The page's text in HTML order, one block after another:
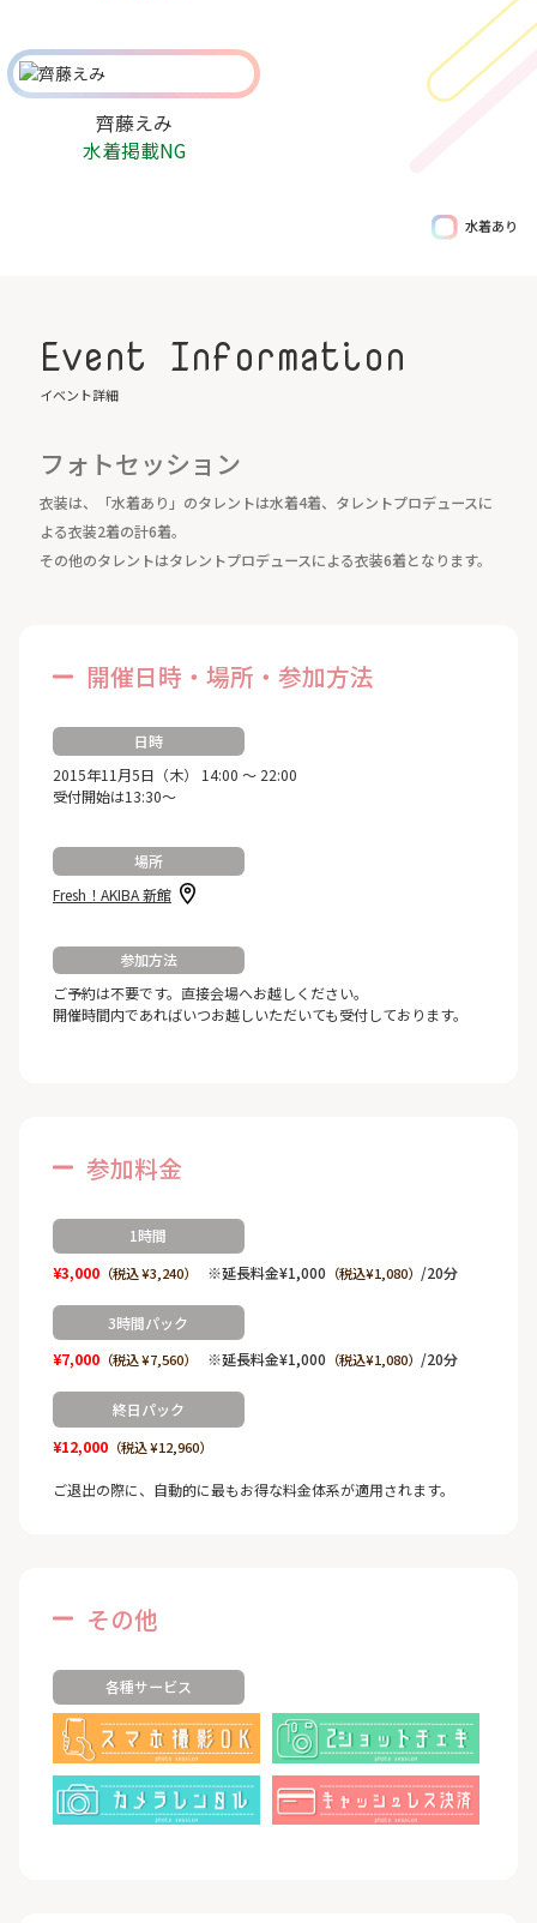
齊藤えみ
水着掲載NG
水着あり
Event Information
イベント詳細
フォトセッション
衣装は、「水着あり」のタレントは水着4着、タレントプロデュースに
よる衣装2着の計6着。
その他のタレントはタレントプロデュースによる衣装6着となります。
開催日時・場所・参加方法
日時
2015年11月5日（木） 14:00 ～ 22:00
受付開始は13:30～
場所
Fresh！AKIBA 新館
参加方法
ご予約は不要です。直接会場へお越しください。
開催時間内であればいつお越しいただいても受付しております。
参加料金
1時間
¥3,000（税込 ¥3,240） ※延長料金¥1,000 （税込¥1,080） /20分
3時間パック
¥7,000（税込 ¥7,560） ※延長料金¥1,000 （税込¥1,080） /20分
終日パック
¥12,000（税込 ¥12,960）
ご退出の際に、自動的に最もお得な料金体系が適用されます。
その他
各種サービス